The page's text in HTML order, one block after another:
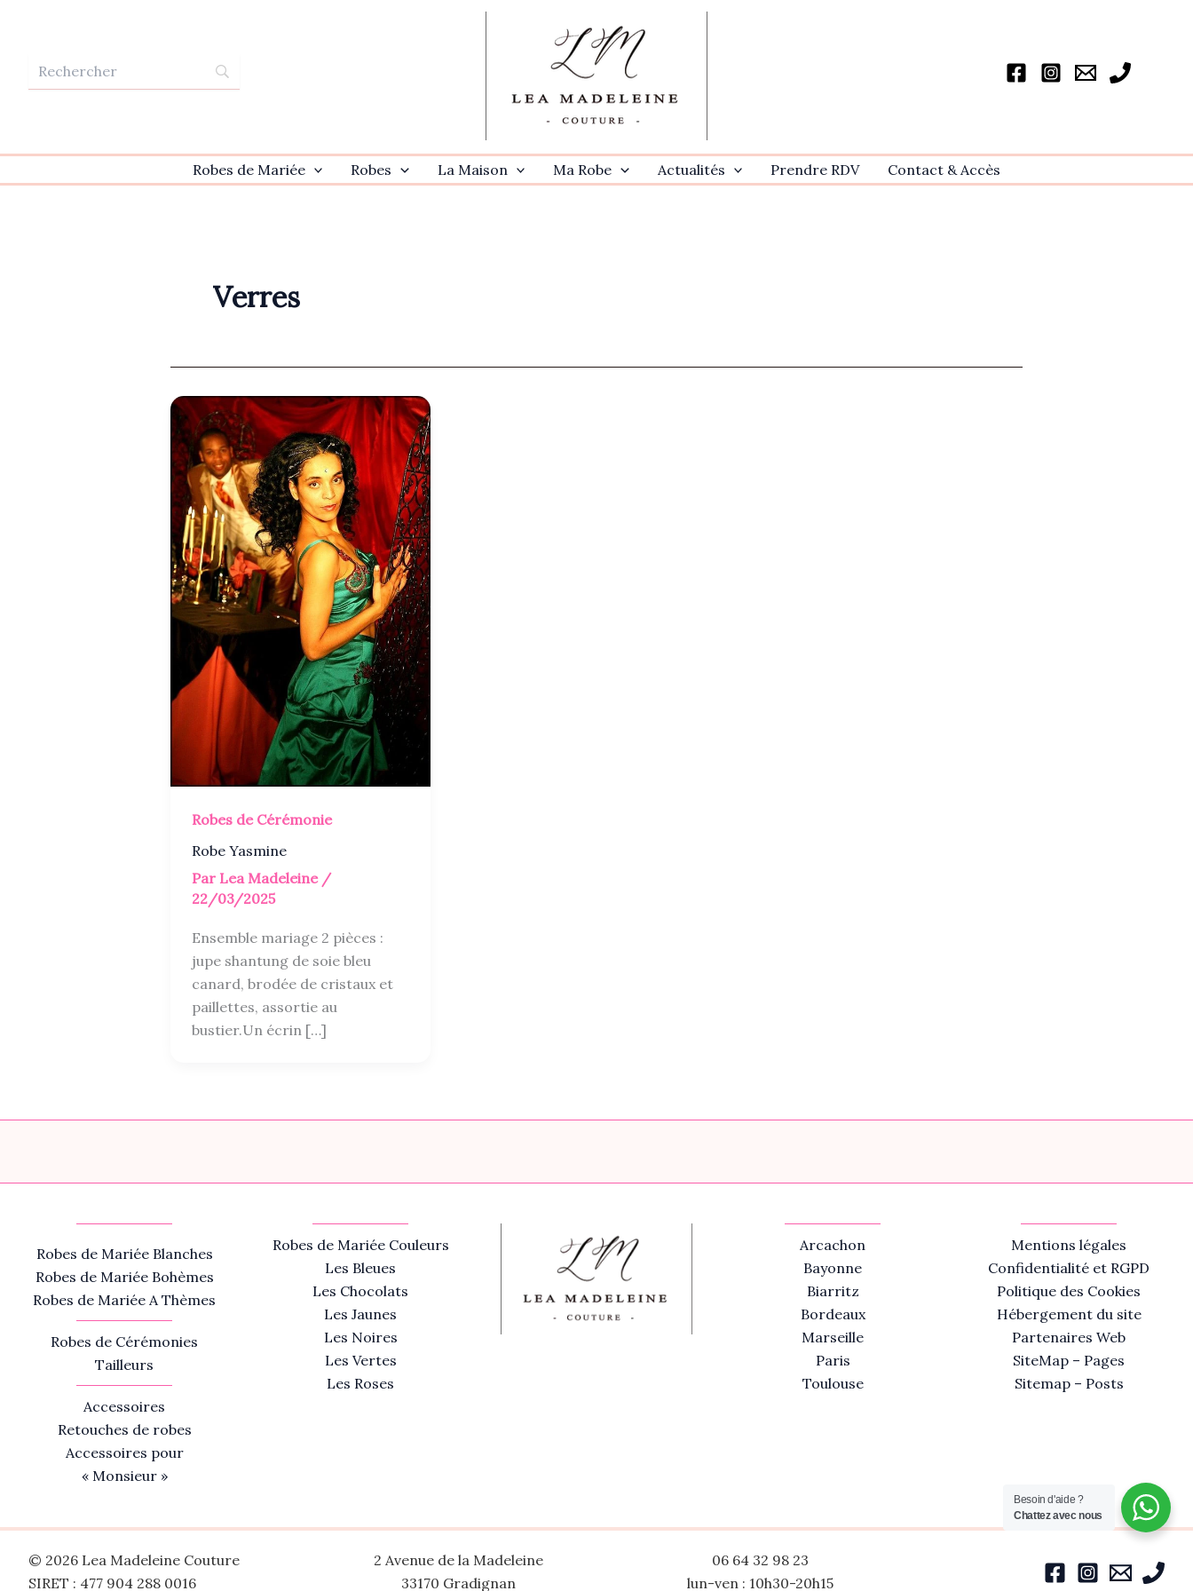
Robes de Mariée Robes La Maison Ma Robe Actualités Prendre RDV Contact & Accѐs
Verres
Robes de Cérémonie
Robe Yasmine
Par Lea Madeleine /
22/03/2025
Ensemble mariage 2 pièces :
jupe shantung de soie bleu
canard, brodée de cristaux et
paillettes, assortie au
bustier.Un écrin […]
Robes de Mariée Blanches
Robes de Mariée Bohèmes
Robes de Mariée A Thèmes
Robes de Cérémonies
Tailleurs
Accessoires
Retouches de robes
Accessoires pour
« Monsieur »
Robes de Mariée Couleurs
Les Bleues
Les Chocolats
Les Jaunes
Les Noires
Les Vertes
Les Roses
Arcachon
Bayonne
Biarritz
Bordeaux
Marseille
Paris
Toulouse
Mentions légales
Confidentialité et RGPD
Politique des Cookies
Hébergement du site
Partenaires Web
SiteMap – Pages
Sitemap – Posts
© 2026 Lea Madeleine Couture
SIRET : 477 904 288 0016
2 Avenue de la Madeleine
33170 Gradignan
06 64 32 98 23
lun-ven : 10h30-20h15
Besoin d'aide ?
Chattez avec nous